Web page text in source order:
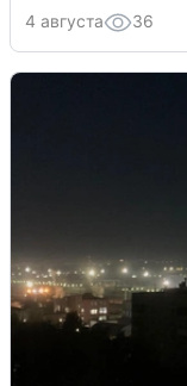
4 августа 36